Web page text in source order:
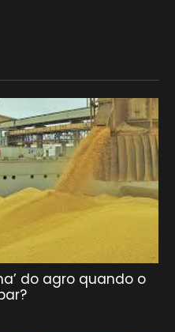
do agro quando o